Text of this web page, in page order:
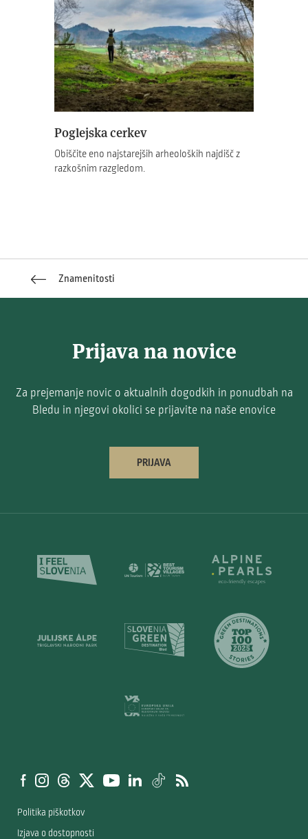
Poglejska cerkev
Obiščite eno najstarejših arheoloških najdišč z
razkošnim razgledom.
Znamenitosti
Prijava na novice
Za prejemanje novic o aktualnih dogodkih in ponudbah na
Bledu in njegovi okolici se prijavite na naše enovice
PRIJAVA
Politika piškotkov
Izjava o dostopnosti